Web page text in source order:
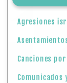
Agresiones
Canciones
Comunicados